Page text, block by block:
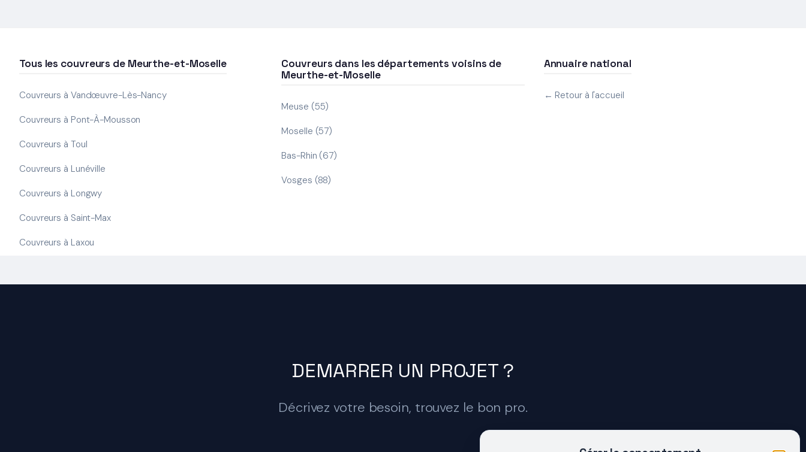
Tous les couvreurs de Meurthe-et-Moselle
Couvreurs à Vandœuvre-Lès-Nancy
Couvreurs à Pont-À-Mousson
Couvreurs à Toul
Couvreurs à Lunéville
Couvreurs à Longwy
Couvreurs à Saint-Max
Couvreurs à Laxou
Couvreurs dans les départements voisins de
Meurthe-et-Moselle
Meuse (55)
Moselle (57)
Bas-Rhin (67)
Vosges (88)
Annuaire national
← Retour à l'accueil
DEMARRER UN PROJET ?
Décrivez votre besoin, trouvez le bon pro.